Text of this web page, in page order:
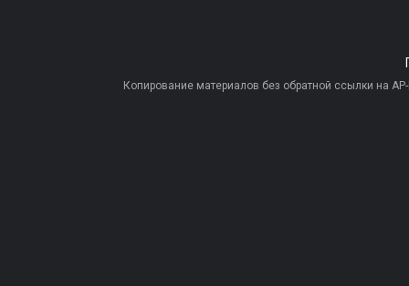
Копирование материалов без обратной ссылки на